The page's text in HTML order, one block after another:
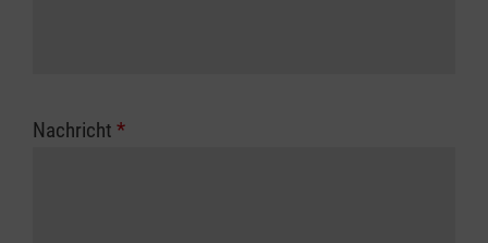
Nachricht *